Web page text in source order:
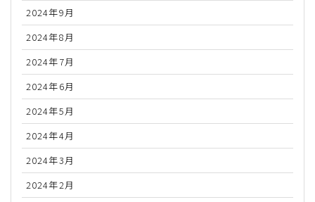
2024年9月
2024年8月
2024年7月
2024年6月
2024年5月
2024年4月
2024年3月
2024年2月